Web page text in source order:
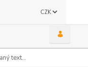
CZK